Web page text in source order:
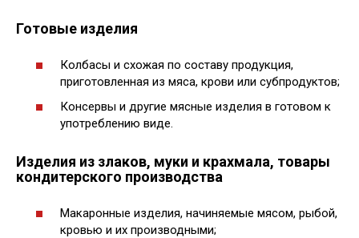
Готовые изделия
Колбасы и схожая по составу продукция,
приготовленная из мяса, крови или субпродуктов;
Консервы и другие мясные изделия в готовом к
употреблению виде.
Изделия из злаков, муки и крахмала, товары
кондитерского производства
Макаронные изделия, начиняемые мясом, рыбой,
кровью и их производными;